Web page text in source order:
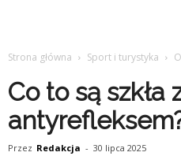
Strona główna Sport i turystyka
Co to są szkła
Przez Redakcja - 30 lipca 2025